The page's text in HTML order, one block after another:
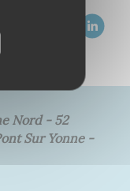
Nord - 52
Sur Yonne -